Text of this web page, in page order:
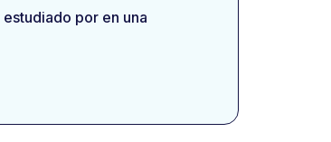
por en una